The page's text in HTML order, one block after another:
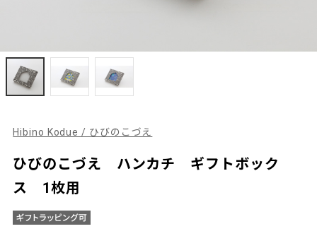
Hibino Kodue / ひびのこづえ
ひびのこづえ ハンカチ ギフトボック
ス 1枚用